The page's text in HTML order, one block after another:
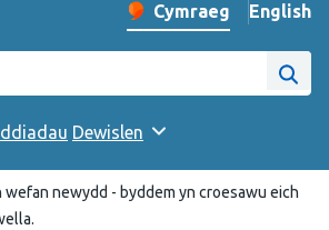
Newid iaith y wefan
Cymraeg English
–
Cyhoeddus Cymru
Dewislen
wefan newydd - byddem yn croesawu eich